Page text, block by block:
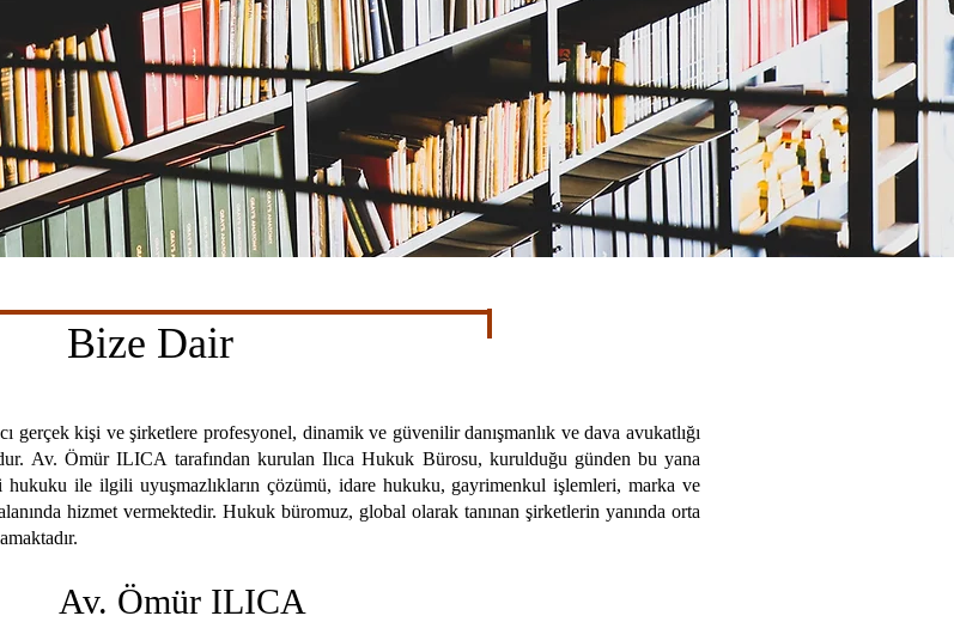
Bize Dair
kişi ve şirketlere profesyonel, dinamik ve güvenilir danışmanlık ve dava avukatlığı
Av. Ömür ILICA tarafından kurulan Ilıca Hukuk Bürosu, kurulduğu günden bu yana
hukuku ile ilgili uyuşmazlıkların çözümü, idare hukuku, gayrimenkul işlemleri, marka ve
hizmet vermektedir. Hukuk büromuz, global olarak tanınan şirketlerin yanında orta
ILICA